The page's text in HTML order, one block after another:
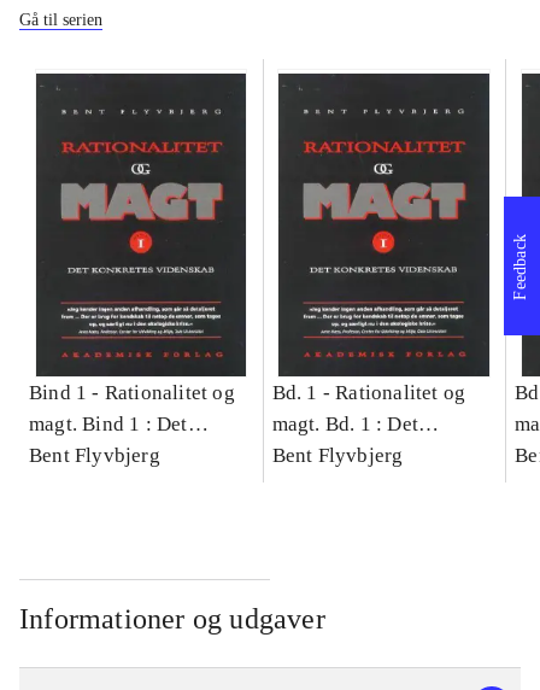
Gå til serien
Bind 1 - Rationalitet og
magt. Bind 1 : Det
konkretes videnskab
Bent Flyvbjerg
Bd. 1 -Rationalitet og
magt. Bd. 1 : Det
konkretes videnskab
Bent Flyvbjerg
Informationer og udgaver
Feedback